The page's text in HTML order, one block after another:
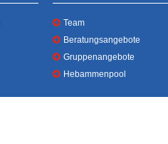
Team
Beratungsangebote
Gruppenangebote
Hebammenpool